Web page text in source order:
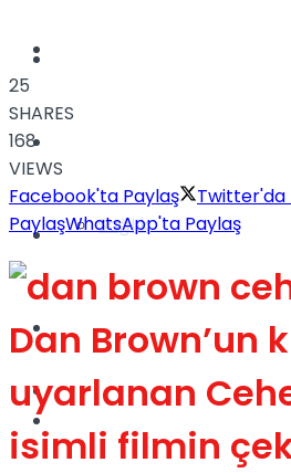
Sağlık
TV
Müzik
Sinema
25
SHARES
168
VIEWS
Facebook'ta Paylaş
Twitter'da
PaylaşWhatsApp'ta Paylaş
Dan Brown’un
uyarlanan
isimli filmin